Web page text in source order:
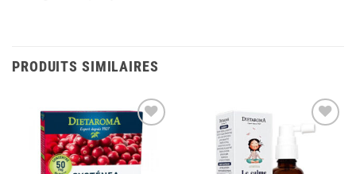
PRODUITS SIMILAIRES
Ajouter
Ajouter